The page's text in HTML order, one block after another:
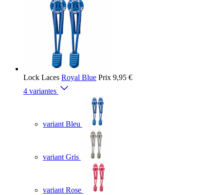
Lock Laces Royal Blue Prix 9,95 €
4 variantes
variant Bleu
variant Gris
variant Rose